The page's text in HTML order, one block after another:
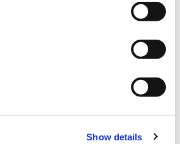
Show details
planerat underhåll